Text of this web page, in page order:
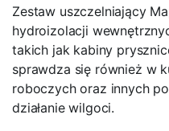
Zestaw uszczelniający
hydroizolacji
takich jak kabiny
sprawdza się również w
roboczych oraz innych
działanie wilgoci.